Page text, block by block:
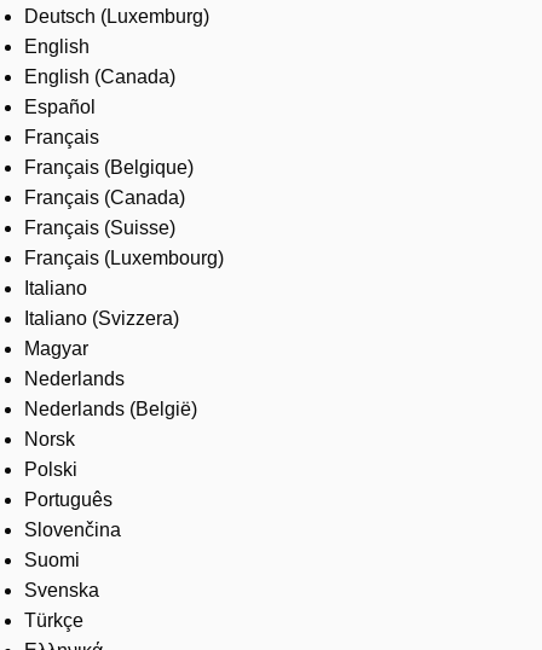
Contact us
Careers
Deutsch (Luxemburg)
English
English (Canada)
Español
Français
Français (Belgique)
Français (Canada)
Français (Suisse)
Français (Luxembourg)
Italiano
Italiano (Svizzera)
Magyar
Nederlands
Nederlands (België)
Norsk
Polski
Português
Slovenčina
Suomi
Svenska
Türkçe